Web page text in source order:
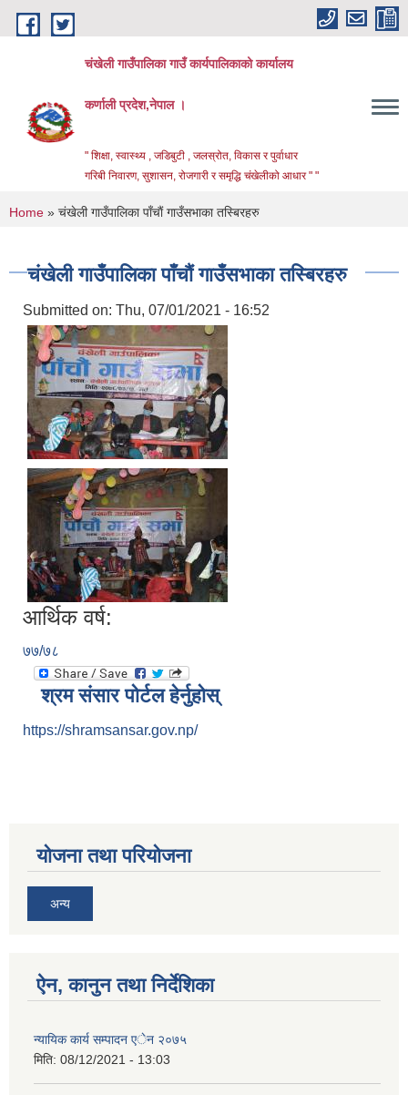
Skip to main content
चंखेली गाउँपालिका गाउँ कार्यपालिकाको कार्यालय
कर्णाली प्रदेश,नेपाल ।
" शिक्षा, स्वास्थ्य , जडिबुटी , जलस्रोत, विकास र पुर्वाधार
गरिबी निवारण, सुशासन, रोजगारी र समृद्धि चंखेलीको आधार " "
You are here
Home » चंखेली गाउँपालिका पाँचाैं गाउँसभाका तस्बिरहरु
चंखेली गाउँपालिका पाँचाैं गाउँसभाका तस्बिरहरु
Submitted on: Thu, 07/01/2021 - 16:52
आर्थिक वर्ष:
७७/७८
श्रम संसार पोर्टल हेर्नुहोस्
https://shramsansar.gov.np/
योजना तथा परियोजना
अन्य
ऐन, कानुन तथा निर्देशिका
न्यायिक कार्य सम्पादन एेन २०७५
मिति: 08/12/2021 - 13:03